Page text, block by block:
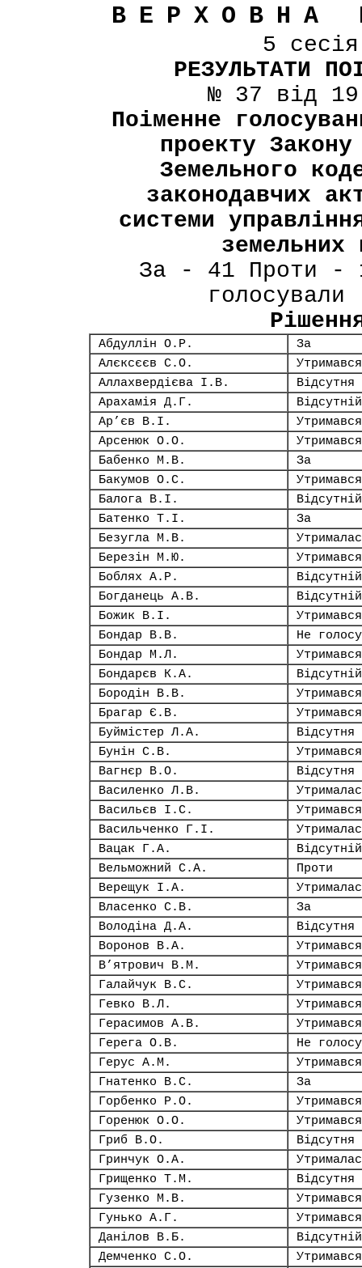
ВЕРХОВНА
5
РЕЗУЛЬТАТИ
№ 37 від
Поіменне
проекту
Земельного
законодавчих
системи
За - 41 Проти -
Абдуллін О.Р.
За
Алєксєєв С.О.
Утримався
Аллахвердієва І.В.
Відсутня
Арахамія Д.Г.
Відсутній
Ар’єв В.І.
Утримався
Арсенюк О.О.
Утримався
Бабенко М.В.
За
Бакумов О.С.
Утримався
Балога В.І.
Відсутній
Батенко Т.І.
За
Безугла М.В.
Березін М.Ю.
Утримався
Боблях А.Р.
Відсутній
Богданець А.В.
Відсутній
Божик В.І.
Утримався
Бондар В.В.
Не
Бондар М.Л.
Утримався
Бондарєв К.А.
Відсутній
Бородін В.В.
Утримався
Брагар Є.В.
Утримався
Буймістер Л.А.
Відсутня
Бунін С.В.
Утримався
Вагнєр В.О.
Відсутня
Василенко Л.В.
Васильєв І.С.
Утримався
Васильченко Г.І.
Вацак Г.А.
Відсутній
Вельможний С.А.
Проти
Верещук І.А.
Власенко С.В.
За
Володіна Д.А.
Відсутня
Воронов В.А.
Утримався
В’ятрович В.М.
Утримався
Галайчук В.С.
Утримався
Гевко В.Л.
Утримався
Герасимов А.В.
Утримався
Герега О.В.
Не
Герус А.М.
Утримався
Гнатенко В.С.
За
Горбенко Р.О.
Утримався
Горенюк О.О.
Утримався
Гриб В.О.
Відсутня
Гринчук О.А.
Грищенко Т.М.
Відсутня
Гузенко М.В.
Утримався
Гунько А.Г.
Утримався
Данілов В.Б.
Відсутній
Демченко С.О.
Утримався